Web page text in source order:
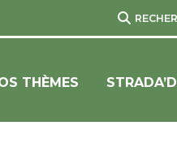
THÈMES